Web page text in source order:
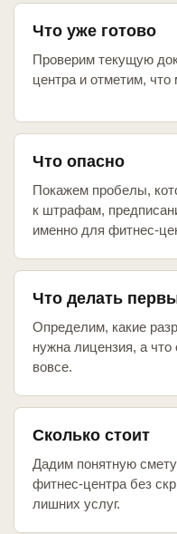
Что уже готово
Проверим текущую
центра и отметим,
Что опасно
Покажем пробелы,
к штрафам,
именно для фитнес-
Что делать
Определим, какие
нужна лицензия, а
вовсе.
Сколько стоит
Дадим понятную
фитнес-центра без
лишних услуг.